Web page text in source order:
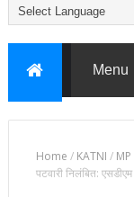
Home / KATNI / MP
पटवारी निलंबित: